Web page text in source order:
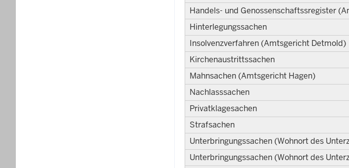
Handels- und Genossenschaftssregister
Hinterlegungssachen
Insolvenzverfahren (Amtsgericht Detmold)
Kirchenaustrittssachen
Mahnsachen (Amtsgericht Hagen)
Nachlasssachen
Privatklagesachen
Strafsachen
Unterbringungssachen (Wohnort des
Unterbringungssachen (Wohnort des